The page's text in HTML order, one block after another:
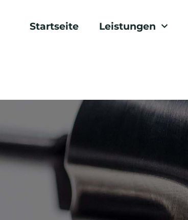
Startseite Leistungen